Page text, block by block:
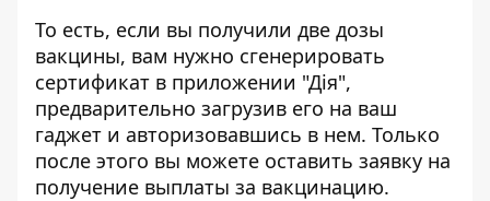
То есть, если вы получили две дозы
вакцины, вам нужно сгенерировать
сертификат в приложении "Дія",
предварительно загрузив его на ваш
гаджет и авторизовавшись в нем. Только
после этого вы можете оставить заявку на
получение выплаты за вакцинацию.